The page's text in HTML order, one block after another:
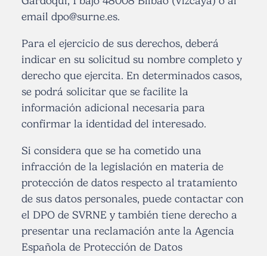
email dpo@surne.es.
Para el ejercicio de sus derechos, deberá
indicar en su solicitud su nombre completo y
derecho que ejercita. En determinados casos,
se podrá solicitar que se facilite la
información adicional necesaria para
confirmar la identidad del interesado.
Si considera que se ha cometido una
infracción de la legislación en materia de
protección de datos respecto al tratamiento
de sus datos personales, puede contactar con
el DPO de SVRNE y también tiene derecho a
presentar una reclamación ante la Agencia
Española de Protección de Datos